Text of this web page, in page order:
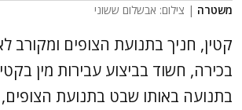
משטרה | צילום: אבשלום ששוני
קטין, חניך בתנועת הצופים ומקורב
בכירה, חשוד בביצוע עבירות מין
בתנועה באותו שבט בתנועת